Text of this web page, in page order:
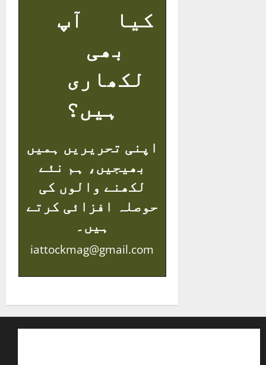
کیا آپ
بھی
لکھاری
ہیں؟
اپنی تحریریں ہمیں
بھیجیں، ہم نئے
لکھنے والوں کی
حوصلہ افزائی کرتے
ہیں۔
iattockmag@gmail.com